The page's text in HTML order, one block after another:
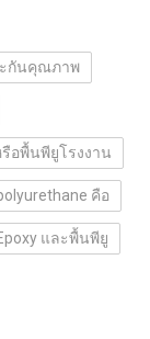
ะกันคุณภาพ
อพื้นพียูโรงงาน
คือ
และพื้นพียู